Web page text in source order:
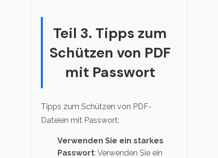
Teil 3. Tipps zum
Schützen von PDF
mit Passwort
Tipps zum Schützen von PDF-
Dateien mit Passwort:
Verwenden Sie ein starkes
Passwort: Verwenden Sie ein